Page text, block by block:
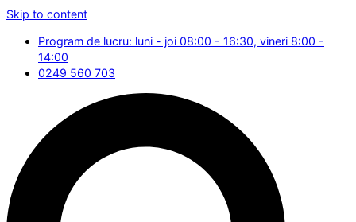
Skip to content
Program de lucru: luni - joi 08:00 - 16:30, vineri 8:00 -
14:00
0249 560 703